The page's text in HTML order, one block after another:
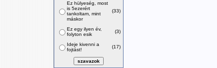
Ez hülyeség, most
is 5ezerért
tankoltam, mint
máskor
(33)
Ez egy ilyen év,
folyton esik
(3)
Ideje kivenni a
fojtást!
(17)